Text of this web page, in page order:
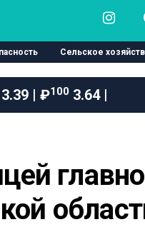
Сельское
| ₽1003.64 |